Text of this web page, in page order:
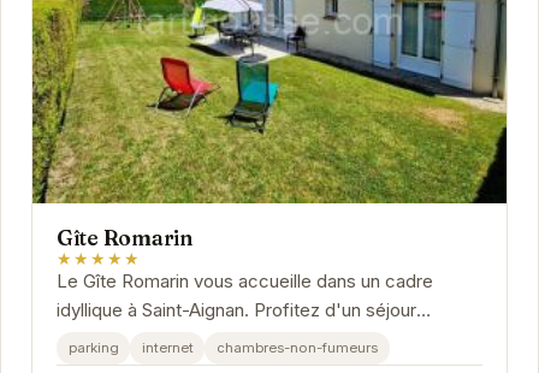
Gîte Romarin
★★★★★
Le Gîte Romarin vous accueille dans un cadre
idyllique à Saint-Aignan. Profitez d'un séjour
relaxant dans ce gîte confortable et bien équipé.
parking internet chambres-non-fumeurs